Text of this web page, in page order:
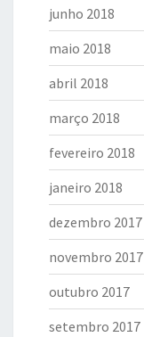
junho 2018
maio 2018
abril 2018
março 2018
fevereiro 2018
janeiro 2018
dezembro 2017
novembro 2017
outubro 2017
setembro 2017